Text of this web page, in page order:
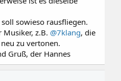
sowieso rausfliegen.
z.B. @7klang, die
zu vertonen.
Gruß, der Hannes